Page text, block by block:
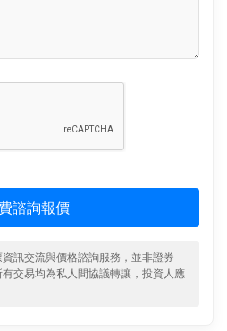
諮詢報價
訊交流與價格諮詢服務，並非證券
交易均為私人間協議轉讓，投資人應